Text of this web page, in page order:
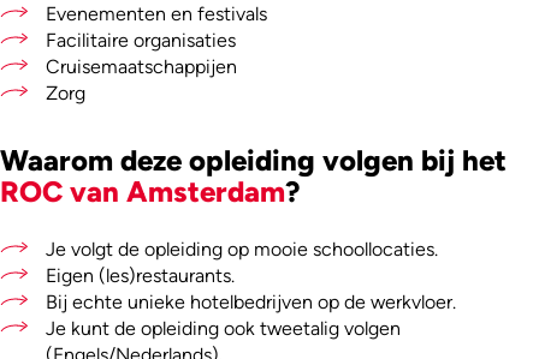
Evenementen en festivals
Facilitaire organisaties
Cruisemaatschappijen
Zorg
Waarom deze opleiding volgen bij het
ROC van Amsterdam?
Je volgt de opleiding op mooie schoollocaties.
Eigen (les)restaurants.
Bij echte unieke hotelbedrijven op de werkvloer.
Je kunt de opleiding ook tweetalig volgen